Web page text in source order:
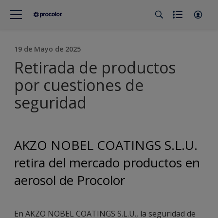
19 de Mayo de 2025
Retirada de productos
por cuestiones de
seguridad
AKZO NOBEL COATINGS S.L.U.
retira del mercado productos en
aerosol de Procolor
En AKZO NOBEL COATINGS S.L.U., la seguridad de